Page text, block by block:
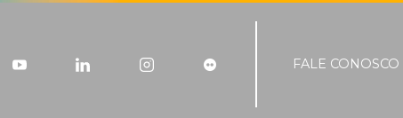
FALE CONOSCO